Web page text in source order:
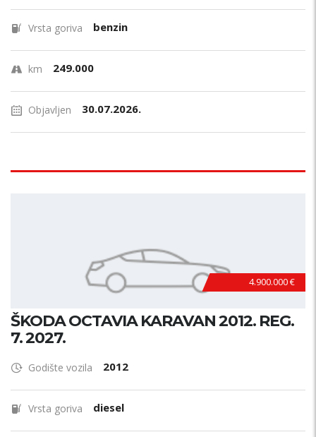
Vrsta goriva benzin
km 249.000
Objavljen 30.07.2026.
4.900.000 €
ŠKODA OCTAVIA KARAVAN 2012. REG.
7. 2027.
Godište vozila 2012
Vrsta goriva diesel